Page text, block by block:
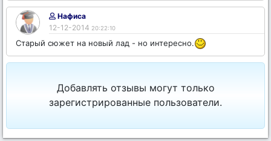
Нафиса
12-12-2014 20:22:10
Старый сюжет на новый лад - но интересно.
Добавлять отзывы могут только
зарегистрированные пользователи.